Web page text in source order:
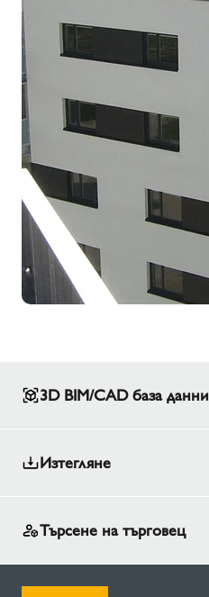
3D BIM/CAD база данни
Изтегляне
Търсене на търговец